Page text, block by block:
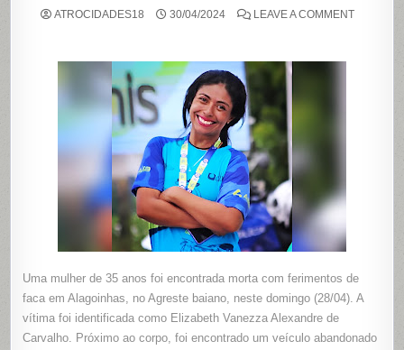
ATROCIDADES18 30/04/2024 LEAVE A COMMENTON
Uma mulher de 35 anos foi encontrada morta com ferimentos de
faca em Alagoinhas, no Agreste baiano, neste domingo (28/04). A
vítima foi identificada como Elizabeth Vanezza Alexandre de
Carvalho. Próximo ao corpo, foi encontrado um veículo abandonado